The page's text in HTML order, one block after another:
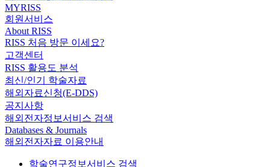
MYRISS
회원서비스
About RISS
RISS 처음 방문 이세요?
고객센터
RISS 활용도 분석
최신/인기 학술자료
해외자료신청(E-DDS)
공지사항
해외전자정보서비스 검색
Databases & Journals
해외전자자료 이용안내
학술연구정보서비스 검색